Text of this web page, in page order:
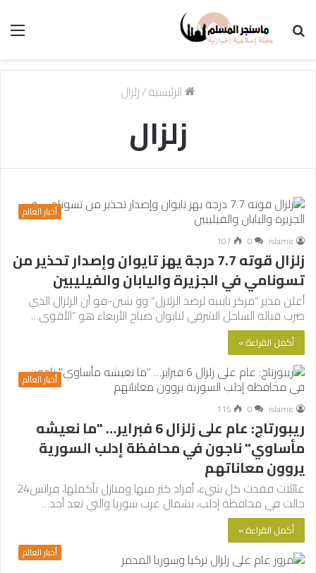
الرئيسية/زلزال
زلزال
أخبار العالم
islamic
0
107
زلزال قوته 7.7 درجة يهز تايوان وإصدار تحذير من
تسونامي في الجزيرة واليابان والفيليبين
أعلن مدير “مركز تايبيه لرصد الزلازل” وو شين-فو أن الزلزال الذي
ضرب قبالة الساحل الشرقي لتايوان صباح الأربعاء هو “الأقوى…
أكمل القراءة »
أخبار العالم
islamic
0
115
ريبورتاج: عام على زلزال 6 فبراير… "ما نعيشه
مأساوي" ناجون في محافظة إدلب السورية
يروون معاناتهم
عائلات فقدت كل شيء، أفراد كثر منها ومنازل بأكملها، فرانس24
جالت في محافظة إدلب، بشمال غرب سوريا والتي تعد أحد…
أكمل القراءة »
أخبار العالم